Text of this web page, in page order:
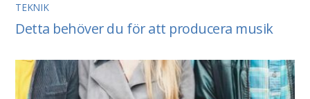
TEKNIK
Detta behöver du för att producera musik